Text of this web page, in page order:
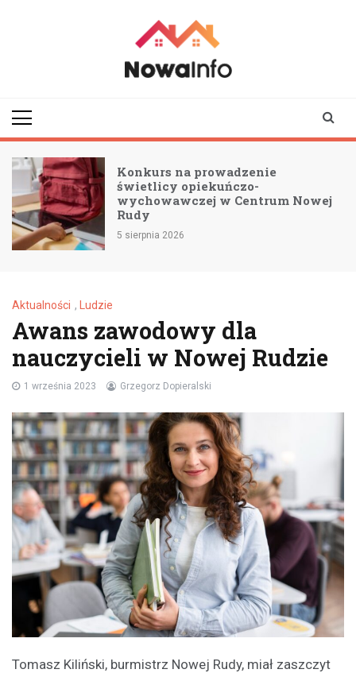
Konkurs na prowadzenie
świetlicy opiekuńczo-
wychowawczej w Centrum Nowej
Rudy
5 sierpnia 2026
Aktualności , Ludzie
Awans zawodowy dla
nauczycieli w Nowej Rudzie
1 września 2023 Grzegorz Dopieralski
Tomasz Kiliński, burmistrz Nowej Rudy, miał zaszczyt